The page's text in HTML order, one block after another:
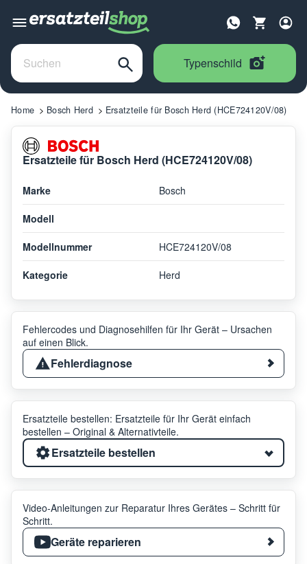
Typenschild
Home Bosch Herd Ersatzteile für Bosch Herd (HCE724120V/08)
Ersatzteile für Bosch Herd (HCE724120V/08)
Marke Bosch
Modell
Modellnummer HCE724120V/08
Kategorie Herd
Fehlercodes und Diagnosehilfen für Ihr Gerät – Ursachen
auf einen Blick.
Fehlerdiagnose
Ersatzteile bestellen: Ersatzteile für Ihr Gerät einfach
bestellen – Original & Alternativteile.
Ersatzteile bestellen
Video-Anleitungen zur Reparatur Ihres Gerätes – Schritt für
Schritt.
Geräte reparieren